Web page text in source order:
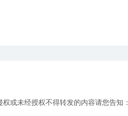
或未经授权不得转发的内容请您告知：